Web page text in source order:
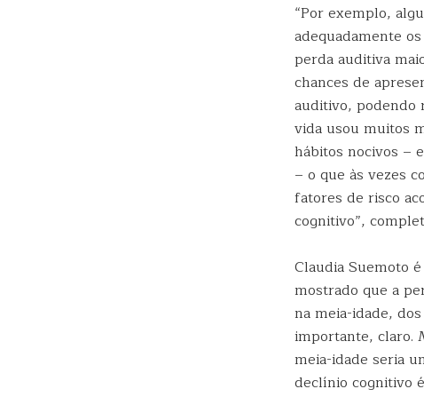
“Por exemplo,
adequadamente
perda auditiva
chances de
auditivo, podendo
vida usou muitos
hábitos nocivos –
– o que às vezes
fatores de risco
cognitivo”,
Claudia Suemoto
mostrado que a
na meia-idade,
importante, claro.
meia-idade seria
declínio cognitivo